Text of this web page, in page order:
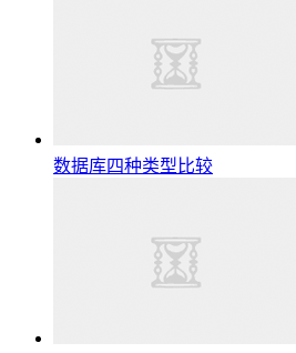
数据库四种类型比较